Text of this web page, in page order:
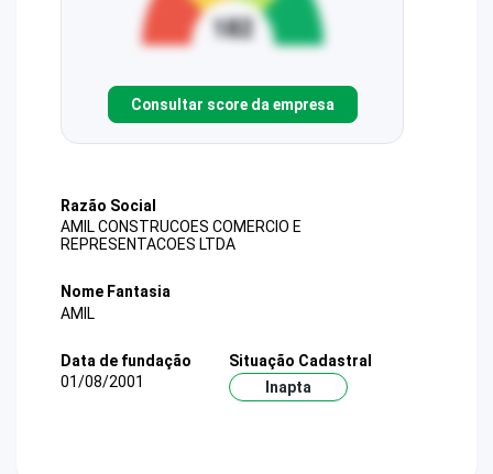
Consultar score da empresa
Razão Social
AMIL CONSTRUCOES COMERCIO E
REPRESENTACOES LTDA
Nome Fantasia
AMIL
Data de fundação
01/08/2001
Situação Cadastral
Inapta